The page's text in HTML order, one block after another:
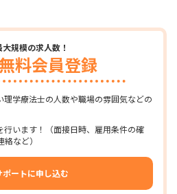
規模の求人数！
料会員登録
理学療法士の人数や職場の雰囲気などの
行います！（面接日時、雇用条件の確
など）
ポートに申し込む